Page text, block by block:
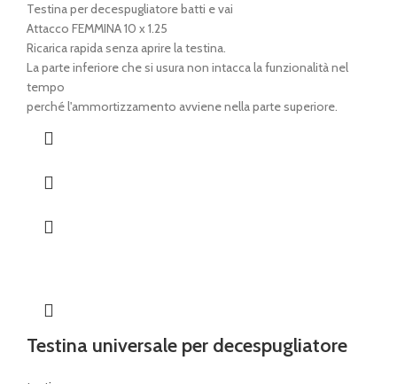
Testina per decespugliatore batti e vai
Attacco FEMMINA 10 x 1.25
Ricarica rapida senza aprire la testina.
La parte inferiore che si usura non intacca la funzionalità nel
tempo
perché l'ammortizzamento avviene nella parte superiore.
Testina universale per decespugliatore